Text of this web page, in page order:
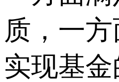
质，一
实现基